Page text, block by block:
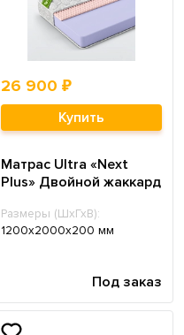
26 900 ₽
Купить
Матрас Ultra «Next
Plus» Двойной жаккард
Размеры (ШхГхВ):
1200х2000х200 мм
Под заказ